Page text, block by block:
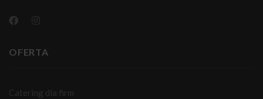
OFERTA
Catering dla firm